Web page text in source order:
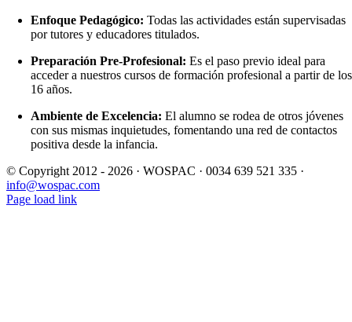
Enfoque Pedagógico: Todas las actividades están supervisadas
por tutores y educadores titulados.
Preparación Pre-Profesional: Es el paso previo ideal para
acceder a nuestros cursos de formación profesional a partir de los
16 años.
Ambiente de Excelencia: El alumno se rodea de otros jóvenes
con sus mismas inquietudes, fomentando una red de contactos
positiva desde la infancia.
© Copyright 2012 - 2026 · WOSPAC · 0034 639 521 335 ·
info@wospac.com
Instagram
Facebook
X
YouTube
LinkedIn
Page load link